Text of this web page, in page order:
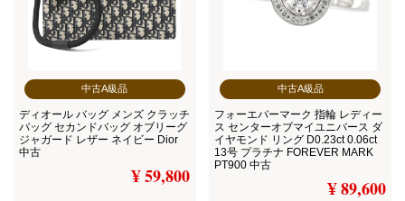
中古A級品
ディオール バッグ メンズ クラッチ
バッグ セカンドバッグ オブリーグ
ジャガード レザー ネイビー Dior
中古
¥ 59,800
中古A級品
フォーエバーマーク 指輪 レディー
ス センターオブマイユニバース ダ
イヤモンド リング D0.23ct 0.06ct
13号 プラチナ FOREVER MARK
PT900 中古
¥ 89,600